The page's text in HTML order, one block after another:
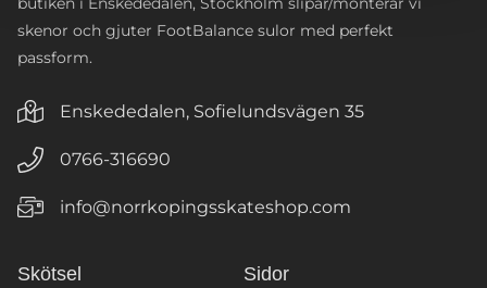
skenor och gjuter FootBalance sulor med perfekt
passform.
Enskededalen, Sofielundsvägen 35
0766-316690
info@norrkopingsskateshop.com
Skötsel Sidor